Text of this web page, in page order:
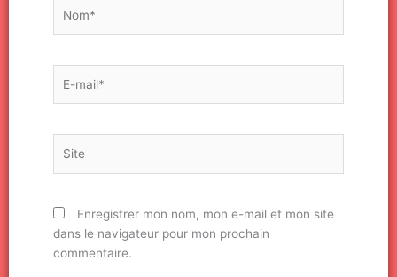
mail*
Enregistrer mon nom, mon e-mail et mon site
dans le navigateur pour mon prochain
commentaire.